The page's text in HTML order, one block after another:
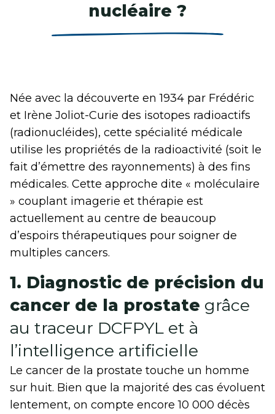
nucléaire ?
Née avec la découverte en 1934 par Frédéric
et Irène Joliot-Curie des isotopes radioactifs
(radionucléides), cette spécialité médicale
utilise les propriétés de la radioactivité (soit le
fait d’émettre des rayonnements) à des fins
médicales. Cette approche dite « moléculaire
» couplant imagerie et thérapie est
actuellement au centre de beaucoup
d’espoirs thérapeutiques pour soigner de
multiples cancers.
1. Diagnostic de précision du
cancer de la prostate grâce
au traceur DCFPYL et à
l’intelligence artificielle
Le cancer de la prostate touche un homme
sur huit. Bien que la majorité des cas évoluent
lentement, on compte encore 10 000 décès